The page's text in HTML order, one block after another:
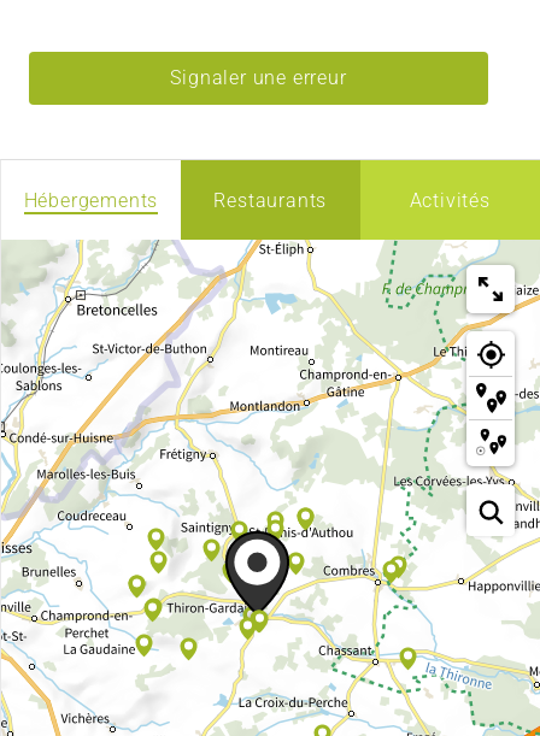
Signaler une erreur
Hébergements Restaurants Activités